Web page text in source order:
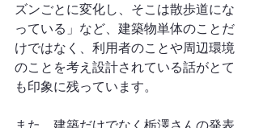
ズンごとに変化し、そこは散歩道にな
っている」など、建築物単体のことだ
けではなく、利用者のことや周辺環境
のことを考え設計されている話がとて
も印象に残っています。
また、建築だけでなく栃澤さんの発表